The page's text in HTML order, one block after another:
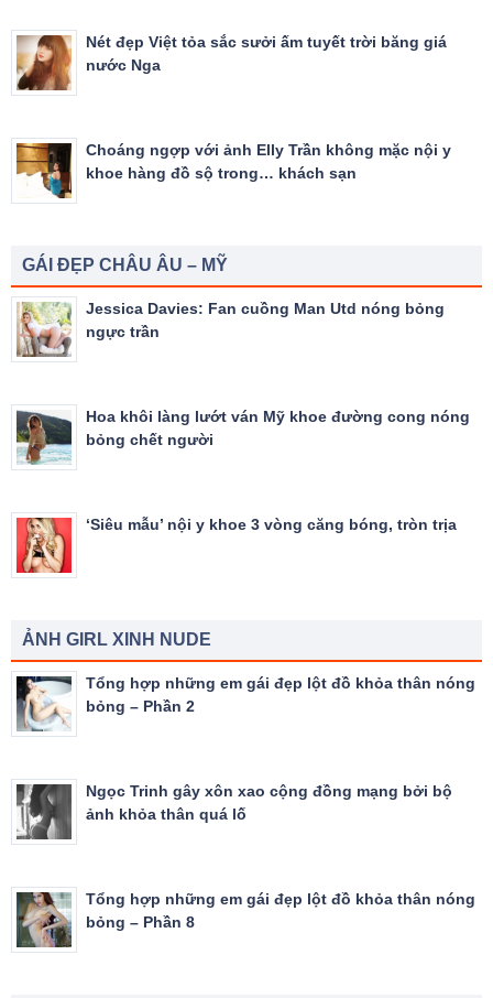
Nét đẹp Việt tỏa sắc sưởi ấm tuyết trời băng giá
nước Nga
Choáng ngợp với ảnh Elly Trần không mặc nội y
khoe hàng đồ sộ trong… khách sạn
GÁI ĐẸP CHÂU ÂU – MỸ
Jessica Davies: Fan cuồng Man Utd nóng bỏng
ngực trần
Hoa khôi làng lướt ván Mỹ khoe đường cong nóng
bỏng chết người
‘Siêu mẫu’ nội y khoe 3 vòng căng bóng, tròn trịa
ẢNH GIRL XINH NUDE
Tổng hợp những em gái đẹp lột đồ khỏa thân nóng
bỏng – Phần 2
Ngọc Trinh gây xôn xao cộng đồng mạng bởi bộ
ảnh khỏa thân quá lố
Tổng hợp những em gái đẹp lột đồ khỏa thân nóng
bỏng – Phần 8